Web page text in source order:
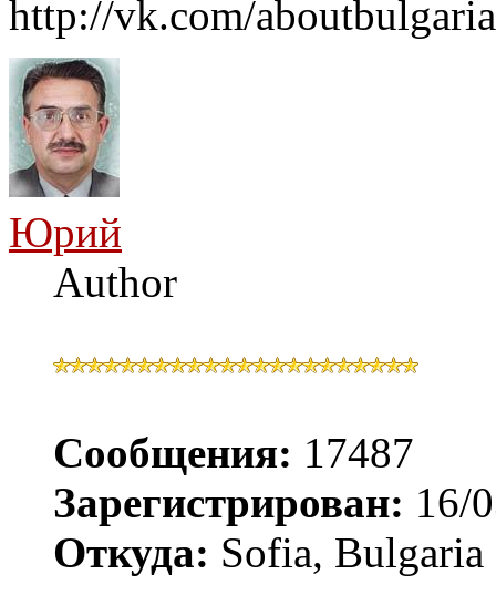
http://vk.com/aboutbulgaria
Юрий
Author
Сообщения: 17487
Зарегистрирован: 16/
Откуда: Sofia, Bulgaria